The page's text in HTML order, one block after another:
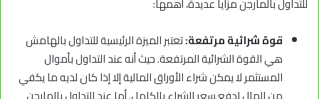
للتداول بالمارجن مزايا عديدة، أهمها:
قوة شرائية مرتفعة:تعتبر الميزة الرئيسية للتداول بالهامش
هي القوة الشرائية المرتفعة. حيث أنه عند التداول بأموال
المستثمر لا يمكن شراء الأوراق المالية إلا إذا كان لديه ما يكفي